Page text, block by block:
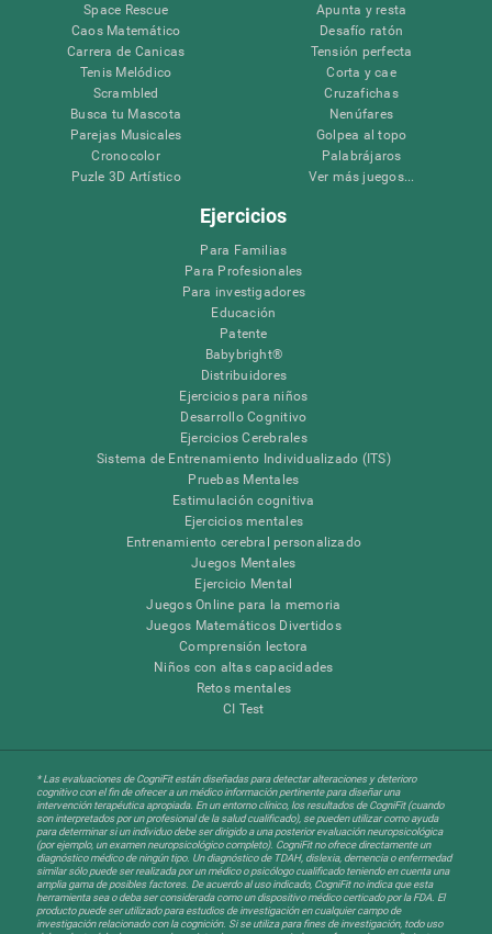
Space Rescue
Caos Matemático
Carrera de Canicas
Tenis Melódico
Scrambled
Busca tu Mascota
Parejas Musicales
Cronocolor
Puzle 3D Artístico
Apunta y resta
Desafío ratón
Tensión perfecta
Corta y cae
Cruzafichas
Nenúfares
Golpea al topo
Palabrájaros
Ver más juegos...
Ejercicios
Para Familias
Para Profesionales
Para investigadores
Educación
Patente
Babybright®
Distribuidores
Ejercicios para niños
Desarrollo Cognitivo
Ejercicios Cerebrales
Sistema de Entrenamiento Individualizado (ITS)
Pruebas Mentales
Estimulación cognitiva
Ejercicios mentales
Entrenamiento cerebral personalizado
Juegos Mentales
Ejercicio Mental
Juegos Online para la memoria
Juegos Matemáticos Divertidos
Comprensión lectora
Niños con altas capacidades
Retos mentales
CI Test
* Las evaluaciones de CogniFit están diseñadas para detectar alteraciones y deterioro
cognitivo con el fin de ofrecer a un médico información pertinente para diseñar una
intervención terapéutica apropiada. En un entorno clínico, los resultados de CogniFit (cuando
son interpretados por un profesional de la salud cualificado), se pueden utilizar como ayuda
para determinar si un individuo debe ser dirigido a una posterior evaluación neuropsicológica
(por ejemplo, un examen neuropsicológico completo). CogniFit no ofrece directamente un
diagnóstico médico de ningún tipo. Un diagnóstico de TDAH, dislexia, demencia o enfermedad
similar sólo puede ser realizada por un médico o psicólogo cualificado teniendo en cuenta una
amplia gama de posibles factores. De acuerdo al uso indicado, CogniFit no indica que esta
herramienta sea o deba ser considerada como un dispositivo médico certicado por la FDA. El
producto puede ser utilizado para estudios de investigación en cualquier campo de
investigación relacionado con la cognición. Si se utiliza para fines de investigación, todo uso